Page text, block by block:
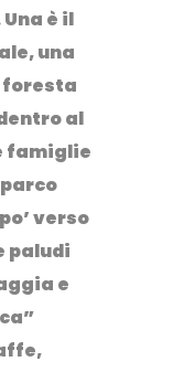
è il
, una
foresta
al
famiglie
verso
paludi
e